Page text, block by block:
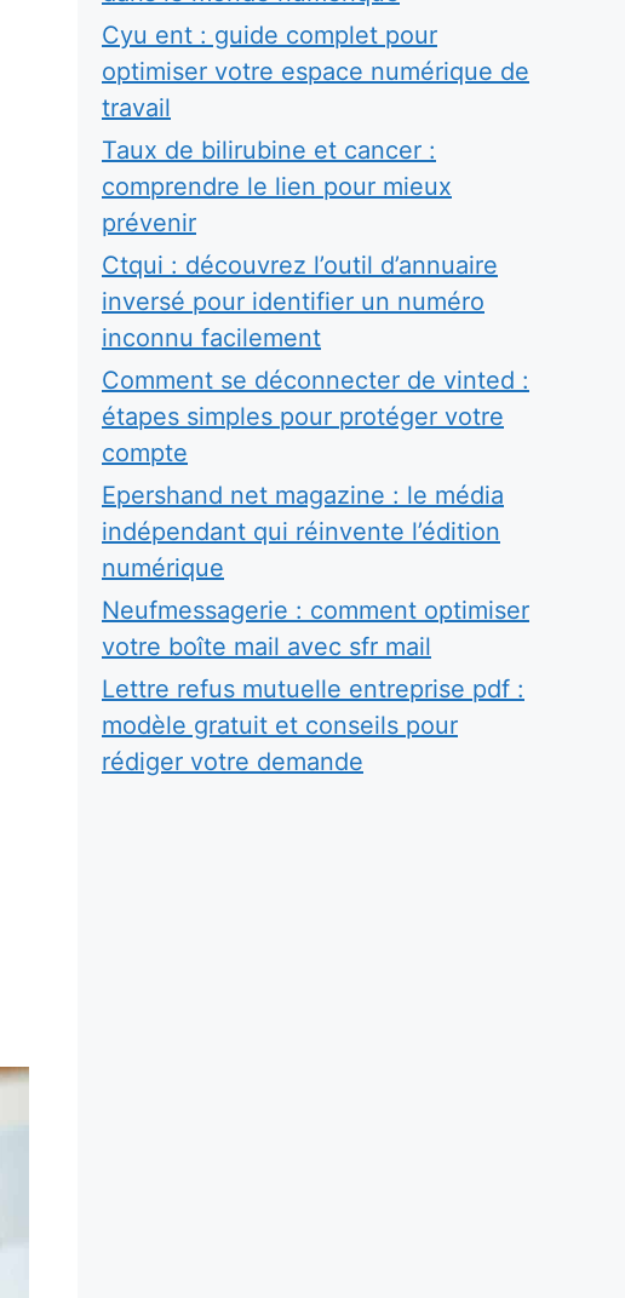
Cyu ent : guide complet pour
optimiser votre espace numérique de
travail
Taux de bilirubine et cancer :
comprendre le lien pour mieux
prévenir
Ctqui : découvrez l’outil d’annuaire
inversé pour identifier un numéro
inconnu facilement
Comment se déconnecter de vinted :
étapes simples pour protéger votre
compte
Epershand net magazine : le média
indépendant qui réinvente l’édition
numérique
Neufmessagerie : comment optimiser
votre boîte mail avec sfr mail
Lettre refus mutuelle entreprise pdf :
modèle gratuit et conseils pour
rédiger votre demande